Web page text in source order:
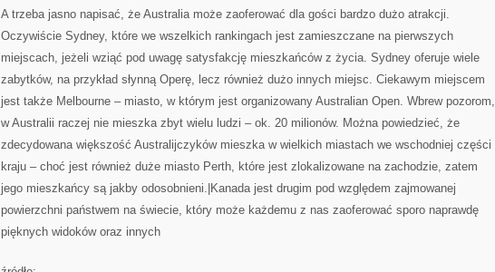
A trzeba jasno napisać, że Australia może zaoferować dla gości bardzo dużo atrakcji.
Oczywiście Sydney, które we wszelkich rankingach jest zamieszczane na pierwszych
miejscach, jeżeli wziąć pod uwagę satysfakcję mieszkańców z życia. Sydney oferuje wiele
zabytków, na przykład słynną Operę, lecz również dużo innych miejsc. Ciekawym miejscem
jest także Melbourne – miasto, w którym jest organizowany Australian Open. Wbrew pozorom,
w Australii raczej nie mieszka zbyt wielu ludzi – ok. 20 milionów. Można powiedzieć, że
zdecydowana większość Australijczyków mieszka w wielkich miastach we wschodniej części
kraju – choć jest również duże miasto Perth, które jest zlokalizowane na zachodzie, zatem
jego mieszkańcy są jakby odosobnieni.|Kanada jest drugim pod względem zajmowanej
powierzchni państwem na świecie, który może każdemu z nas zaoferować sporo naprawdę
pięknych widoków oraz innych